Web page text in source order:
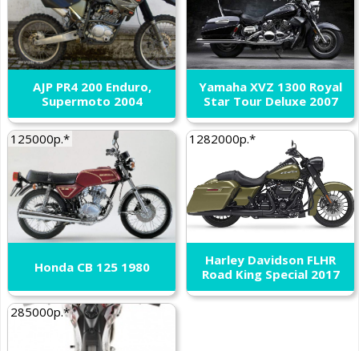
AJP PR4 200 Enduro,
Supermoto 2004
Yamaha XVZ 1300 Royal
Star Tour Deluxe 2007
125000р.*
Honda CB 125 1980
1282000р.*
Harley Davidson FLHR
Road King Special 2017
285000р.*